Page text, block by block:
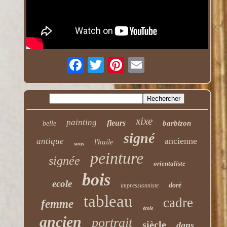
belle painting fleurs xixe barbizon
antique sous l'huile signé ancienne
signée peinture orientaliste
ecole bois impressionniste doré
femme tableau école cadre
ancien portrait siècle